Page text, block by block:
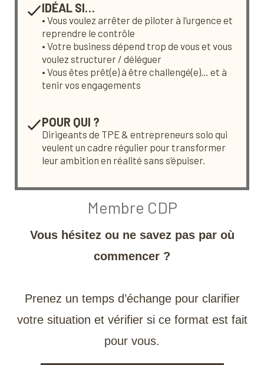
Membre CDP
IDÉAL SI…
• Vous voulez arrêter de piloter à l’urgence et
reprendre le contrôle
• Votre business dépend trop de vous et vous
voulez structurer / déléguer
• Vous êtes prêt(e) à être challengé(e)… et à
tenir vos engagements
POUR QUI ?
Dirigeants de TPE & entrepreneurs solo qui
veulent un cadre régulier pour transformer
leur ambition en réalité sans s’épuiser.
Vous hésitez ou ne savez pas par où
commencer ?
Prenez un temps d’échange pour clarifier
votre situation et vérifier si ce format est fait
pour vous.